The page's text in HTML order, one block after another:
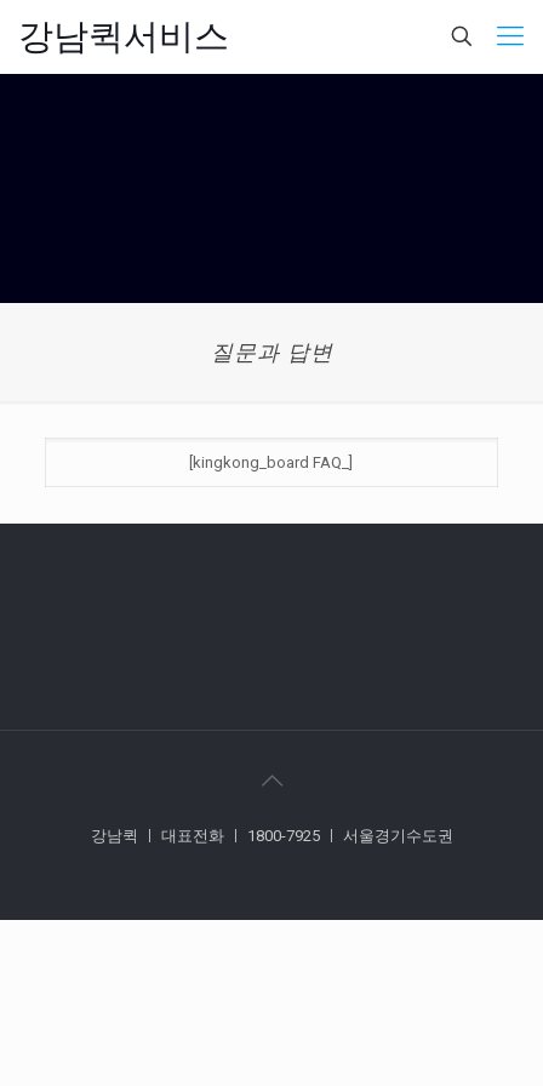
강남퀵서비스
질문과 답변
[kingkong_board FAQ_]
강남퀵 ㅣ 대표전화 ㅣ 1800-7925 ㅣ 서울경기수도권